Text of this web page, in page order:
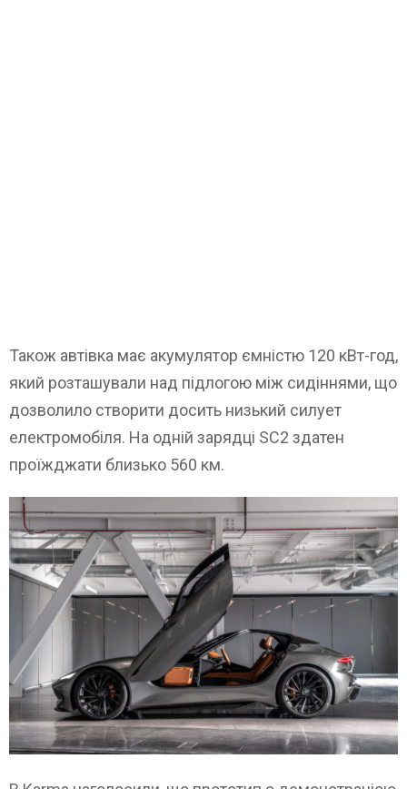
Також автівка має акумулятор ємністю 120 кВт-год,
який розташували над підлогою між сидіннями, що
дозволило створити досить низький силует
електромобіля. На одній зарядці SC2 здатен
проїжджати близько 560 км.